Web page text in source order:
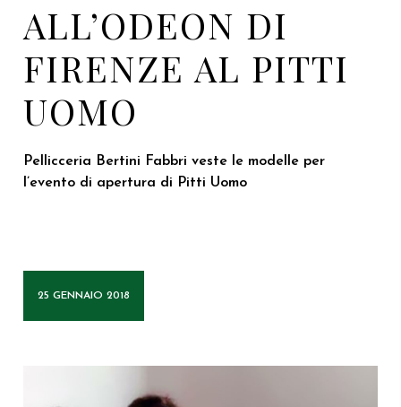
ALL’ODEON DI
FIRENZE AL PITTI
UOMO
Pellicceria Bertini Fabbri veste le modelle per
l’evento di apertura di Pitti Uomo
25 GENNAIO 2018